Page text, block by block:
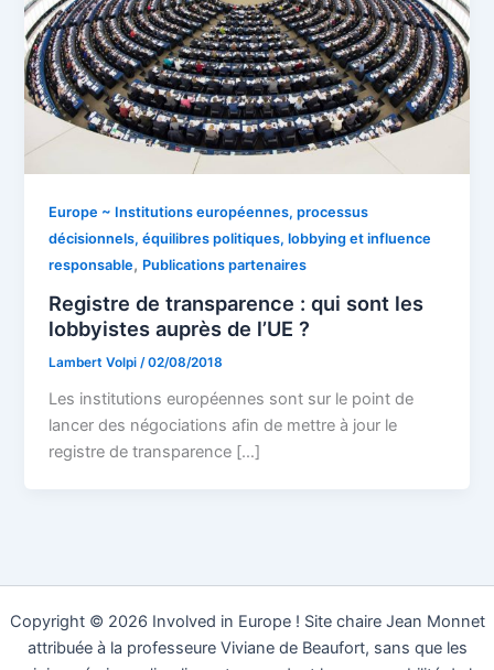
Europe ~ Institutions européennes, processus
décisionnels, équilibres politiques, lobbying et influence
responsable, Publications partenaires
Registre de transparence : qui sont les
lobbyistes auprès de l’UE ?
Lambert Volpi/02/08/2018
Les institutions européennes sont sur le point de
lancer des négociations afin de mettre à jour le
registre de transparence […]
Copyright © 2026 Involved in Europe ! Site chaire Jean Monnet
attribuée à la professeure Viviane de Beaufort, sans que les